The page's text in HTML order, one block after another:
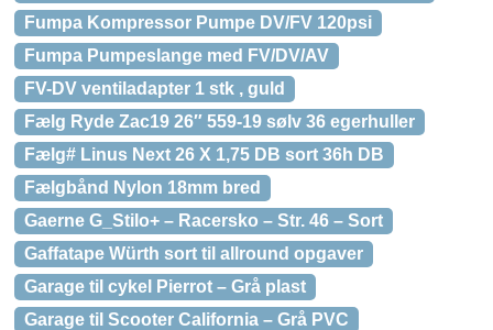
Fumpa Kompressor Pumpe DV/FV 120psi
Fumpa Pumpeslange med FV/DV/AV
FV-DV ventiladapter 1 stk , guld
Fælg Ryde Zac19 26″ 559-19 sølv 36 egerhuller
Fælg# Linus Next 26 X 1,75 DB sort 36h DB
Fælgbånd Nylon 18mm bred
Gaerne G_Stilo+ – Racersko – Str. 46 – Sort
Gaffatape Würth sort til allround opgaver
Garage til cykel Pierrot – Grå plast
Garage til Scooter California – Grå PVC